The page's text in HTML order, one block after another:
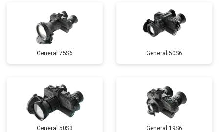
General 75S6 General 50S6
General 50S3 General 19S6